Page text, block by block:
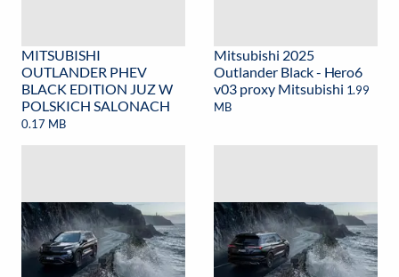
MITSUBISHI
OUTLANDER PHEV
BLACK EDITION JUZ W
POLSKICH SALONACH
0.17 MB
Mitsubishi 2025
Outlander Black - Hero6
v03 proxy Mitsubishi 1.99
MB